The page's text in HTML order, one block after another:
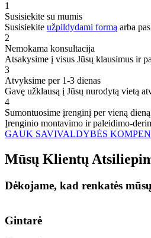
1
Susisiekite su mumis
Susisiekite užpildydami formą arba
2
Nemokama konsultacija
Atsakysime į visus Jūsų klausimus ir
3
Atvyksime per 1-3 dienas
Gavę užklausą į Jūsų nurodytą vietą
4
Sumontuosime įrenginį per vieną dieną
Įrenginio montavimo ir paleidimo-
GAUK SAVIVALDYBĖS
Mūsų Klientų
Dėkojame, kad renkatės
Gintarė